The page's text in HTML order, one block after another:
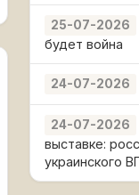
25-07-2026
будет война
24-07-2026
24-07-2026
выставке:
украинского